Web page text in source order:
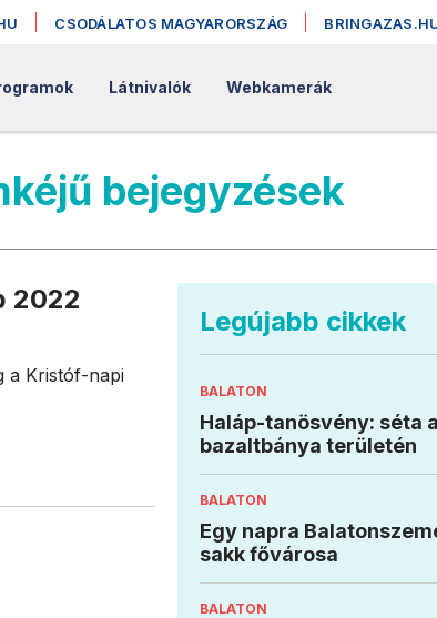
CSODÁLATOS MAGYARORSZÁG
Látnivalók Webkamerák
bejegyzések
2022
a Kristóf-napi
Legújabb cikkek
BALATON
Haláp-tanösvény: séta
bazaltbánya területén
BALATON
Egy napra
sakk fővárosa
BALATON